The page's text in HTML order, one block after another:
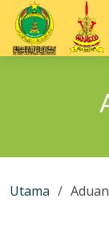
Utama